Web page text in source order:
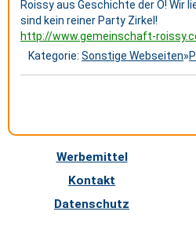
Roissy aus Geschichte der O! Wir
sind kein reiner Party Zirkel!
http://www.gemeinschaft-
Kategorie: Sonstige Webseiten»
Werbemittel
Kontakt
Datenschutz